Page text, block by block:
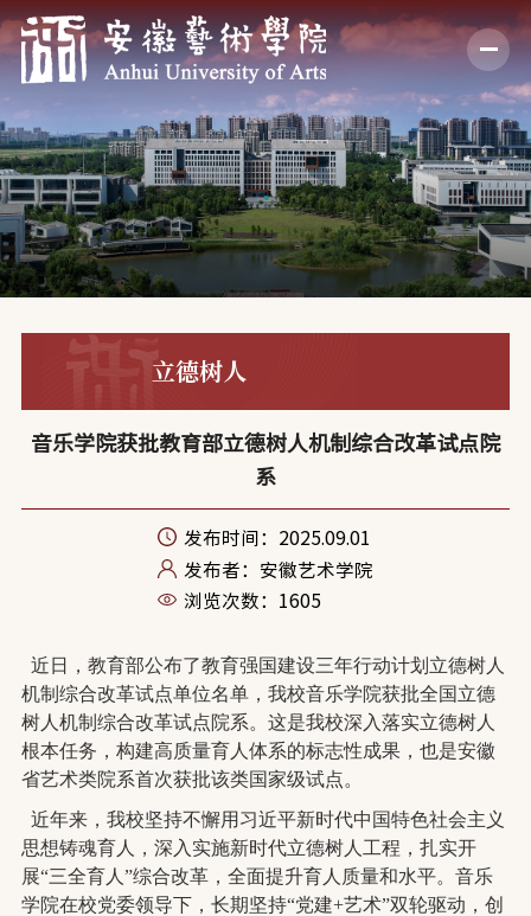
立德树人
音乐学院获批教育部立德树人机制综合改革试点院
系
发布时间：2025.09.01
发布者：安徽艺术学院
浏览次数： 1605
近日，教育部公布了教育强国建设三年行动计划立德树人
机制综合改革试点单位名单， 我校音乐学院获批全国立德
树人机制综合改革试点院系。这是我校深入落实立德树人
根本任务，构建高质量育人体系的标志性成果，也是安徽
省艺术类院系首次获批该类国家级试点。
近年来，我校坚持不懈用习近平新时代中国特色社会主义
思想铸魂育人，深入实施新时代立德树人工程，扎实开
展“三全育人”综合改革，全面提升育人质量和水平。音乐
学院在校党委领导下， 长期坚持“党建+艺术”双轮驱动，创